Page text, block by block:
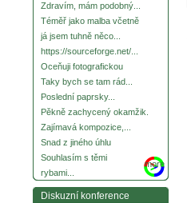
Zdravím, mám podobný...
Téměř jako malba včetně
já jsem tuhně něco...
https://sourceforge.net/...
Oceňuji fotografickou
Taky bych se tam rád...
Poslední paprsky...
Pěkně zachycený okamžik.
Zajímavá kompozice,...
Snad z jiného úhlu
Souhlasím s těmi
rybami...
more
Diskuzní konference